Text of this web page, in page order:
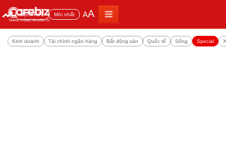
Đọc nhiều Mới nhất AA
Kinh doanh Tài chính ngân hàng Bất động sản Quốc tế Sống Special